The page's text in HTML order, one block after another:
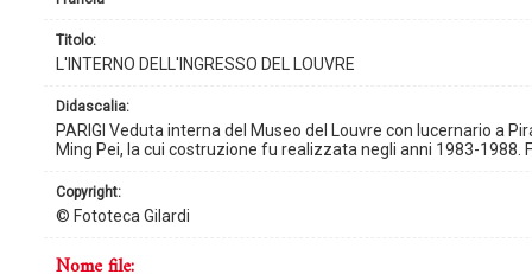
titolo:
L'INTERNO DELL'INGRESSO DEL LOUVRE
didascalia:
PARIGI Veduta interna del Museo del Louvre con lucernario a
Ming Pei, la cui costruzione fu realizzata negli anni 1983-1988.
copyright:
© Fototeca Gilardi
nome file: